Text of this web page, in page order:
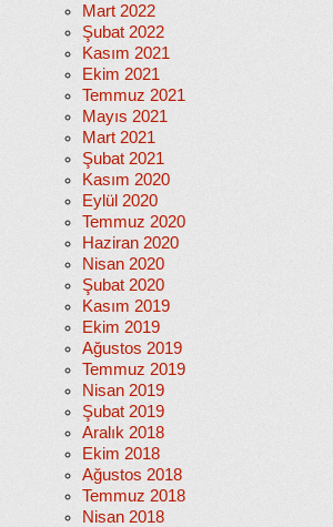
Mart 2022
Şubat 2022
Kasım 2021
Ekim 2021
Temmuz 2021
Mayıs 2021
Mart 2021
Şubat 2021
Kasım 2020
Eylül 2020
Temmuz 2020
Haziran 2020
Nisan 2020
Şubat 2020
Kasım 2019
Ekim 2019
Ağustos 2019
Temmuz 2019
Nisan 2019
Şubat 2019
Aralık 2018
Ekim 2018
Ağustos 2018
Temmuz 2018
Nisan 2018